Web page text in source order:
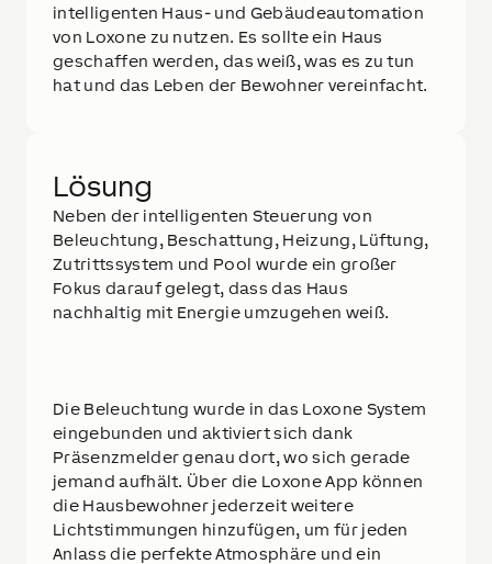
intelligenten Haus- und Gebäudeautomation
von Loxone zu nutzen. Es sollte ein Haus
geschaffen werden, das weiß, was es zu tun
hat und das Leben der Bewohner vereinfacht.
Lösung
Neben der intelligenten Steuerung von
Beleuchtung, Beschattung, Heizung, Lüftung,
Zutrittssystem und Pool wurde ein großer
Fokus darauf gelegt, dass das Haus
nachhaltig mit Energie umzugehen weiß.
Die Beleuchtung wurde in das Loxone System
eingebunden und aktiviert sich dank
Präsenzmelder genau dort, wo sich gerade
jemand aufhält. Über die Loxone App können
die Hausbewohner jederzeit weitere
Lichtstimmungen hinzufügen, um für jeden
Anlass die perfekte Atmosphäre und ein